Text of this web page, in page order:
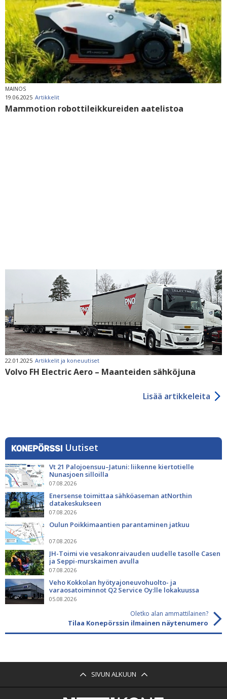
MAINOS
19.06.2025 Artikkelit
Mammotion robottileikkureiden aatelistoa
22.01.2025 Artikkelit ja koneuutiset
Volvo FH Electric Aero – Maanteiden sähköjuna
Lisää artikkeleita
Uutiset
Vt 21 Palojoensuu–Jatuni: liikenne kiertotielle
Nunasjoen silloilla
07.08.2026
Enersense toimittaa sähköaseman atNorthin
datakeskukseen
07.08.2026
Oulun Poikkimaantien parantaminen jatkuu
07.08.2026
JH-Toimi vie vesakonraivauden uudelle tasolle Casen
ja Seppi-murskaimen avulla
07.08.2026
Veho Kokkolan hyötyajoneuvohuolto- ja
varaosatoiminnot Q2 Service Oy:lle lokakuussa
05.08.2026
Oletko alan ammattilainen?
Tilaa Konepörssin ilmainen näytenumero
SIVUN ALKUUN